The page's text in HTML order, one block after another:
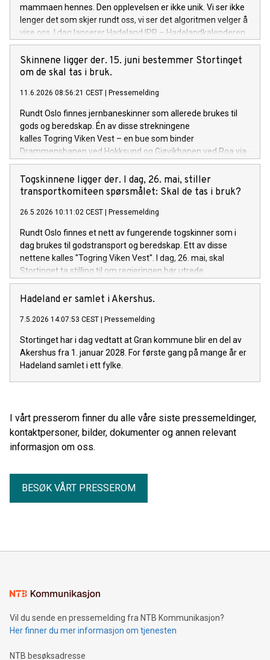
mammaen hennes. Den opplevelsen er ikke unik. Vi ser ikke
lenger det som skjer rundt oss, vi ser det algoritmen velger å
vise oss. I dag lanserer Hadeland IPR – Hadelandkalenderen.
Det er en felles, åpen aktivitetskalender der alle
arrangementer på Hadeland samles på ett sted, uten
algoritmer som bestemmer hvem som får se hva.
Skinnene ligger der. 15. juni bestemmer Stortinget
om de skal tas i bruk.
11.6.2026 08:56:21 CEST Pressemelding
Rundt Oslo finnes jernbaneskinner som allerede brukes til
gods og beredskap. Én av disse strekningene
kalles Togring Viken Vest – en bue som binder
Drammensbanen ved Hokksund og Gjøvikbanen ved Roa via
Hønefoss. Roa er 55 minutter fra Oslo, Hokksund 44
minutter. Infrastrukturen er på plass. 26. mai anbefalte
transport- og kommunikasjonskomiteen å ikke utrede
persontransport. Saken stemmes over i Stortinget 15. juni. Vi
mener premisset for anbefalingen er feil. Roa–Hokksund er
med å løse nasjonale utfordringer.
Togskinnene ligger der. I dag, 26. mai, stiller
transportkomiteen spørsmålet: Skal de tas i bruk?
26.5.2026 10:11:02 CEST Pressemelding
Rundt Oslo finnes et nett av fungerende togskinner som i
dag brukes til godstransport og beredskap. Ett av disse
nettene kalles "Togring Viken Vest". I dag, 26. mai, skal
Stortinget ta stilling til om regjeringen bør utrede
gjenåpningen av togstrekningen mellom Roa og Hokksund.
Togring Viken Vest binder sammen Drammensbanen ved
bare 55 minutter fra Oslo, Hokksund 44 minutter. Skinnene
nok til å rettferdiggjøre statlige investeringer. Vi mener det er
på tide å gå lenger enn en utredning. Foreløpig dato for
behandling i Stortinget er 15. juni.
Hadeland er samlet i Akershus.
7.5.2026 14:07:53 CEST Pressemelding
Stortinget har i dag vedtatt at Gran kommune blir en del av
Akershus fra 1. januar 2028. For første gang på mange år er
Hadeland samlet i ett fylke.
I vårt presserom finner du alle våre siste pressemeldinger,
kontaktpersoner, bilder, dokumenter og annen relevant
informasjon om oss.
BESØK VÅRT PRESSEROM
Vil du sende en pressemelding fra NTB Kommunikasjon?
Her finner du mer informasjon om tjenesten
NTB besøksadresse